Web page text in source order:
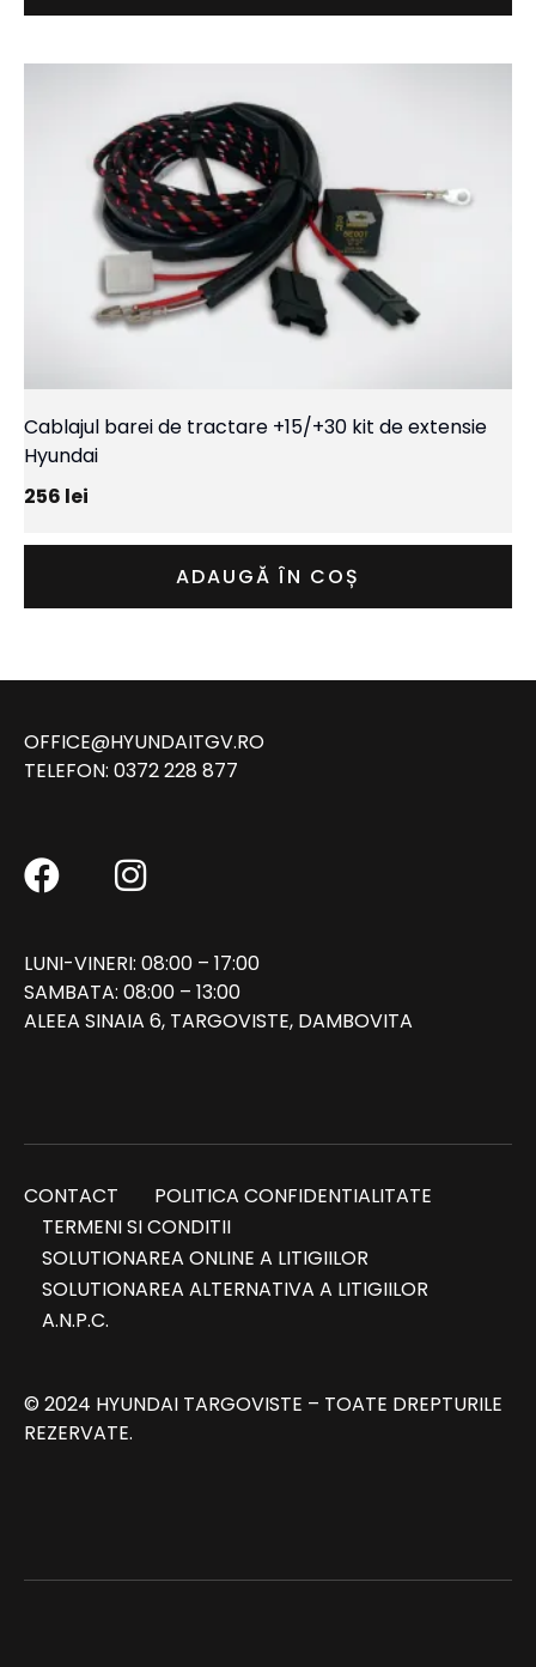
Cablajul barei de tractare +15/+30 kit de extensie
Hyundai
256 lei
ADAUGĂ ÎN COȘ
OFFICE@HYUNDAITGV.RO
TELEFON: 0372 228 877
LUNI-VINERI: 08:00 – 17:00
SAMBATA: 08:00 – 13:00
ALEEA SINAIA 6, TARGOVISTE, DAMBOVITA
CONTACT
POLITICA CONFIDENTIALITATE
TERMENI SI CONDITII
SOLUTIONAREA ONLINE A LITIGIILOR
SOLUTIONAREA ALTERNATIVA A LITIGIILOR
A.N.P.C.
© 2024 HYUNDAI TARGOVISTE – TOATE DREPTURILE
REZERVATE.